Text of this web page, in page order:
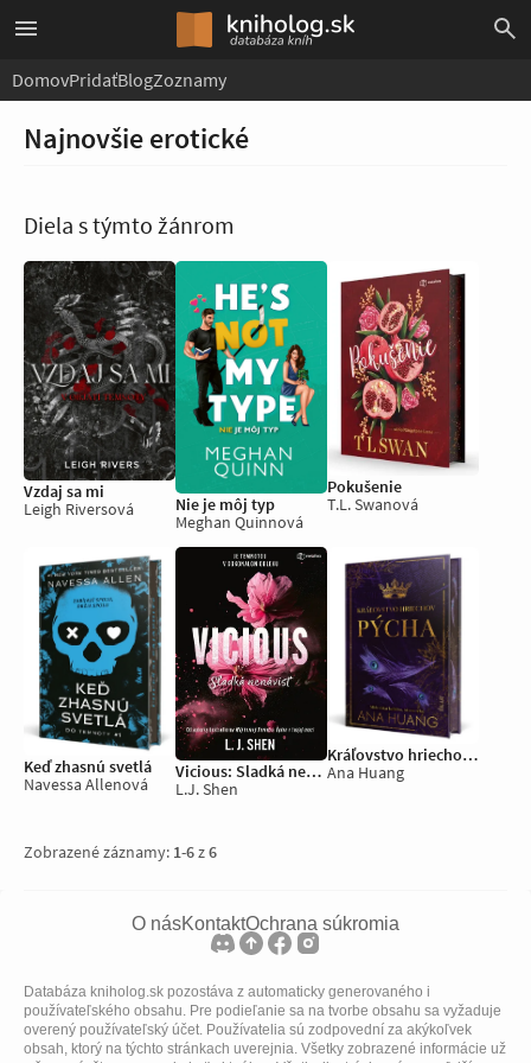
DomovPridaťBlogZoznamy
Najnovšie erotické
Diela s týmto žánrom
Vzdaj sa mi
Leigh Riversová
Nie je môj typ
Meghan Quinnová
Pokušenie
T.L. Swanová
Keď zhasnú svetlá
Navessa Allenová
Vicious: Sladká nenávisť
L.J. Shen
Kráľovstvo hriechov: Pýcha
Ana Huang
Zobrazené záznamy: 1-6z6
O násKontaktOchrana súkromia
Databáza kniholog.sk pozostáva z automaticky generovaného i
používateľského obsahu. Pre podieľanie sa na tvorbe obsahu sa vyžaduje
overený používateľský účet. Používatelia sú zodpovední za akýkoľvek
obsah, ktorý na týchto stránkach uverejnia. Všetky zobrazené informácie už